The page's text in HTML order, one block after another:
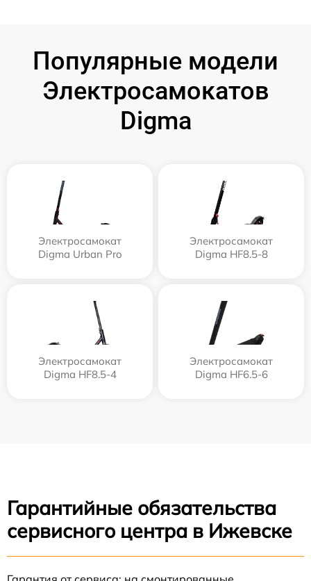
Популярные модели
Электросамокатов
Digma
Электросамокат
Digma Urban Pro
Электросамокат
Digma HF8.5-8
Электросамокат
Digma HF8.5-4
Электросамокат
Digma HF6.5-6
Гарантийные обязательства
сервисного центра в Ижевске